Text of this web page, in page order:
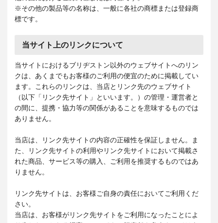
※その他の製品等の名称は、一般に各社の商標または登録商
標です。
当サイト上のリンクについて
当サイトにおけるブリヂストン以外のウェブサイトへのリン
クは、あくまでもお客様のご利用の便宜のために掲載してい
ます。これらのリンクは、当店とリンク先のウェブサイト
（以下「リンク先サイト」といいます。）の管理・運営者と
の間に、提携・協力等の関係があることを意味するものでは
ありません。
当店は、リンク先サイトの内容の正確性を保証しません。ま
た、リンク先サイトの利用やリンク先サイトにおいて掲載さ
れた商品、サービス等の購入、ご利用を推奨するものではあ
りません。
リンク先サイトは、お客様ご自身の責任においてご利用くだ
さい。
当店は、お客様がリンク先サイトをご利用になったことによ